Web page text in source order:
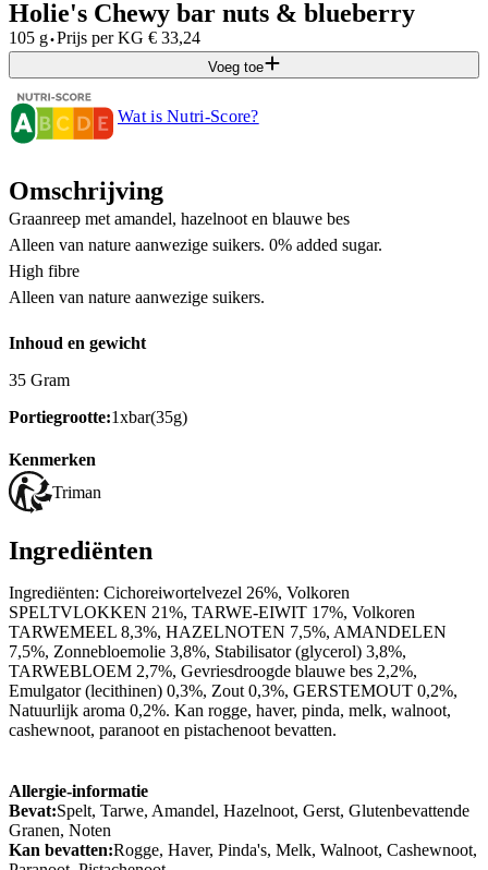
Holie's Chewy bar nuts & blueberry
105 g·Prijs per KG € 33,24
Voeg toe
Wat is Nutri-Score?
Omschrijving
Graanreep met amandel, hazelnoot en blauwe bes
Alleen van nature aanwezige suikers. 0% added sugar.
High fibre
Alleen van nature aanwezige suikers.
Inhoud en gewicht
35 Gram
Portiegrootte:1xbar(35g)
Kenmerken
Triman
Ingrediënten
Ingrediënten: Cichoreiwortelvezel 26%, Volkoren
SPELTVLOKKEN 21%, TARWE-EIWIT 17%, Volkoren
TARWEMEEL 8,3%, HAZELNOTEN 7,5%, AMANDELEN
7,5%, Zonnebloemolie 3,8%, Stabilisator (glycerol) 3,8%,
TARWEBLOEM 2,7%, Gevriesdroogde blauwe bes 2,2%,
Emulgator (lecithinen) 0,3%, Zout 0,3%, GERSTEMOUT 0,2%,
Natuurlijk aroma 0,2%. Kan rogge, haver, pinda, melk, walnoot,
cashewnoot, paranoot en pistachenoot bevatten.
Allergie-informatie
Bevat:Spelt, Tarwe, Amandel, Hazelnoot, Gerst, Glutenbevattende
Granen, Noten
Kan bevatten:Rogge, Haver, Pinda's, Melk, Walnoot, Cashewnoot,